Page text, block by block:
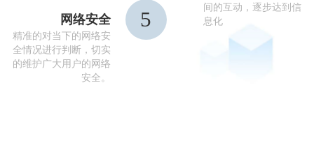
间的互动，逐步达到信
息化
网络安全
精准的对当下的网络安
全情况进行判断，切实
的维护广大用户的网络
安全。
5